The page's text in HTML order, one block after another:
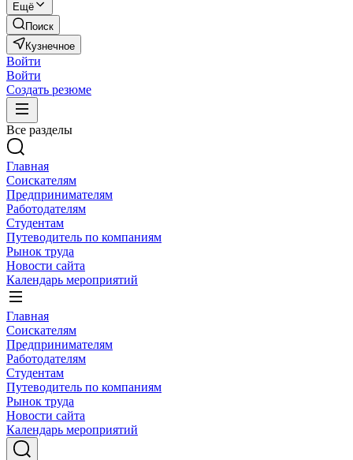
Ещё
Поиск
Кузнечное
Войти
Войти
Создать резюме
Все разделы
Главная
Соискателям
Предпринимателям
Работодателям
Студентам
Путеводитель по компаниям
Рынок труда
Новости сайта
Календарь мероприятий
Главная
Соискателям
Предпринимателям
Работодателям
Студентам
Путеводитель по компаниям
Рынок труда
Новости сайта
Календарь мероприятий